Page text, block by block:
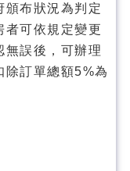
頒布狀況為判定
者可依規定變更
無誤後，可辦理
除訂單總額5%為